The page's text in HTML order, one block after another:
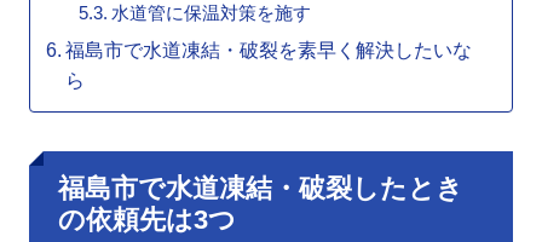
水道管に保温対策を施す
福島市で水道凍結・破裂を素早く解決したいな
ら
福島市で水道凍結・破裂したとき
の依頼先は3つ